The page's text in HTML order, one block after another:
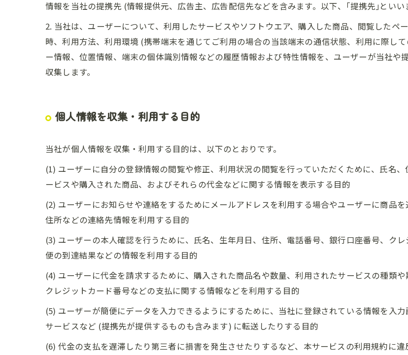
情報を当社の提携先 (情報提供元、広告主、広告配信先などを含みます。以下、｢提携先｣といい
2. 当社は、ユーザーについて、利用したサービスやソフトウエア、購入した商品、閲覧したペ
時、利用方法、利用環境 (携帯端末を通じてご利用の場合の当該端末の通信状態、利用に際し
ー情報、位置情報、端末の個体識別情報などの履歴情報および特性情報を、ユーザーが当社
収集します。
個人情報を収集・利用する目的
当社が個人情報を収集・利用する目的は、以下のとおりです。
(1) ユーザーに自分の登録情報の閲覧や修正、利用状況の閲覧を行っていただくために、氏名
ービスや購入された商品、およびそれらの代金などに関する情報を表示する目的
(2) ユーザーにお知らせや連絡をするためにメールアドレスを利用する場合やユーザーに商品
住所などの連絡先情報を利用する目的
(3) ユーザーの本人確認を行うために、氏名、生年月日、住所、電話番号、銀行口座番号、ク
便の到達結果などの情報を利用する目的
(4) ユーザーに代金を請求するために、購入された商品名や数量、利用されたサービスの種類
クレジットカード番号などの支払に関する情報などを利用する目的
(5) ユーザーが簡便にデータを入力できるようにするために、当社に登録されている情報を入
サービスなど (提携先が提供するものも含みます) に転送したりする目的
(6) 代金の支払を遅滞したり第三者に損害を発生させたりするなど、本サービスの利用規約に